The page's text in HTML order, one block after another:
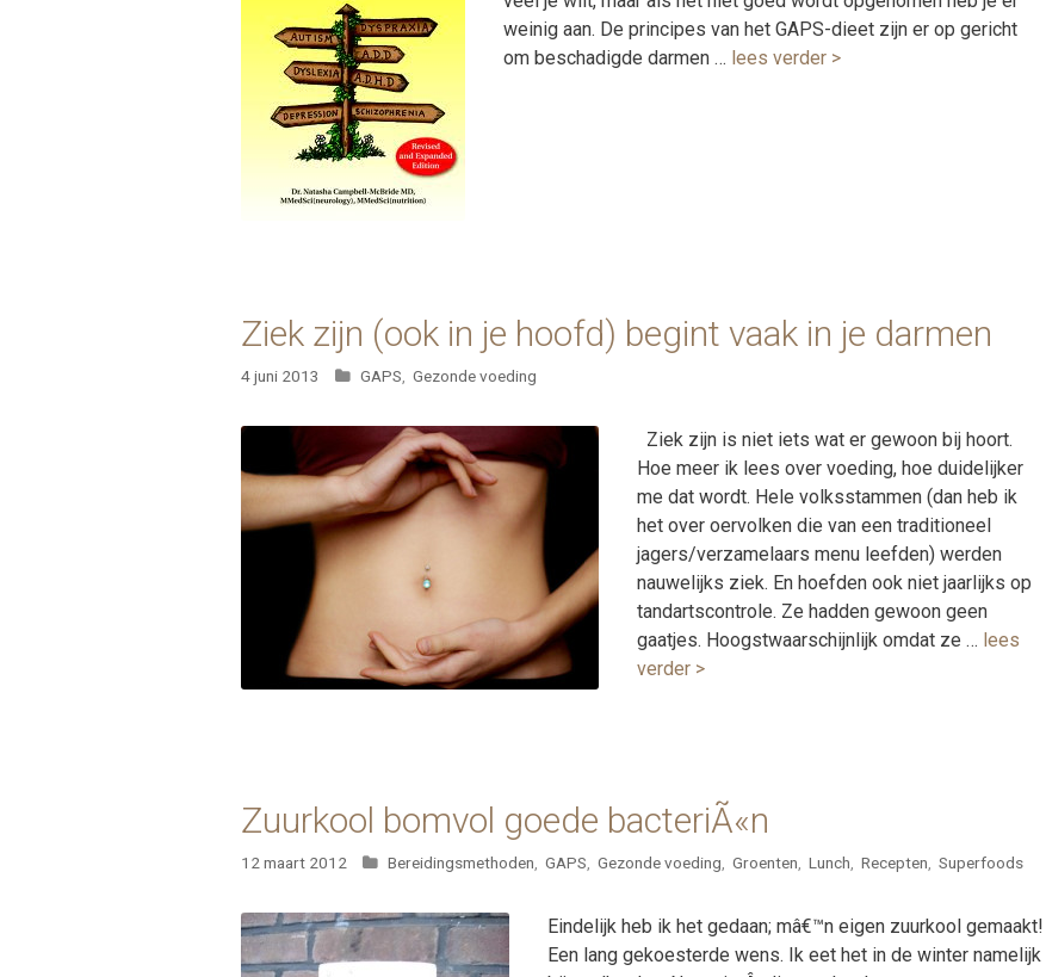
weinig aan. De principes van het GAPS-dieet zijn er op gericht
om beschadigde darmen … lees verder >
Ziek zijn (ook in je hoofd) begint vaak in je darmen
4 juni 2013 Categorieën
GAPS, Gezonde voeding
Ziek zijn is niet iets wat er gewoon bij hoort.
Hoe meer ik lees over voeding, hoe duidelijker
me dat wordt. Hele volksstammen (dan heb ik
het over oervolken die van een traditioneel
jagers/verzamelaars menu leefden) werden
nauwelijks ziek. En hoefden ook niet jaarlijks op
tandartscontrole. Ze hadden gewoon geen
gaatjes. Hoogstwaarschijnlijk omdat ze … lees
verder >
Zuurkool bomvol goede bacteriÃ«n
12 maart 2012 Categorieën
Bereidingsmethoden, GAPS, Gezonde voeding, Groenten, Lunch, Recepten, Superfoods
Eindelijk heb ik het gedaan; mâ€™n eigen zuurkool gemaakt!
Een lang gekoesterde wens. Ik eet het in de winter namelijk